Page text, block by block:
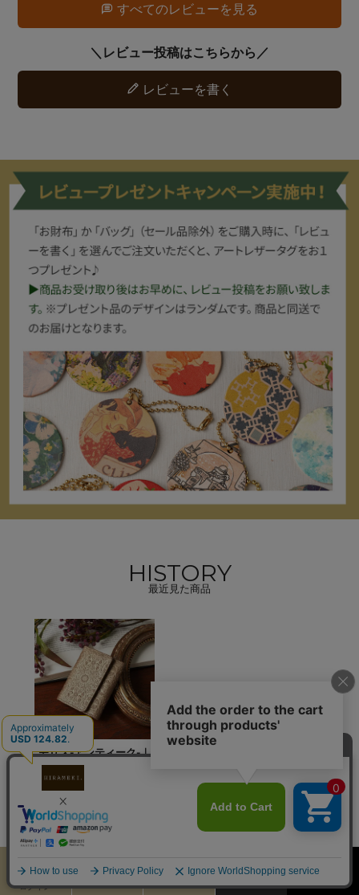
すべてのレビューを見る
レビューを書く
HISTORY
最近見た商品
モリス-アンティーク-｜
プチウォレット＜アンテ
ィークゴールド＞
ログイン